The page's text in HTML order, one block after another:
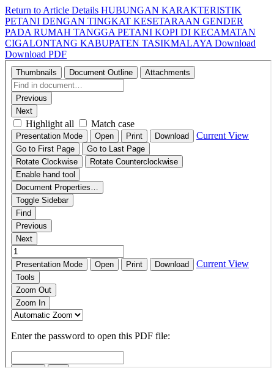
Return to Article Details HUBUNGAN KARAKTERISTIK
PETANI DENGAN TINGKAT KESETARAAN GENDER
PADA RUMAH TANGGA PETANI KOPI DI KECAMATAN
CIGALONTANG KABUPATEN TASIKMALAYA Download
Download PDF